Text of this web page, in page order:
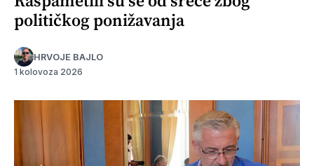
političkog ponižavanja
HRVOJE BAJLO
1 kolovoza 2026